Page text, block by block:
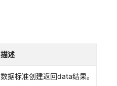
描述
数据标准创建返回data结果。